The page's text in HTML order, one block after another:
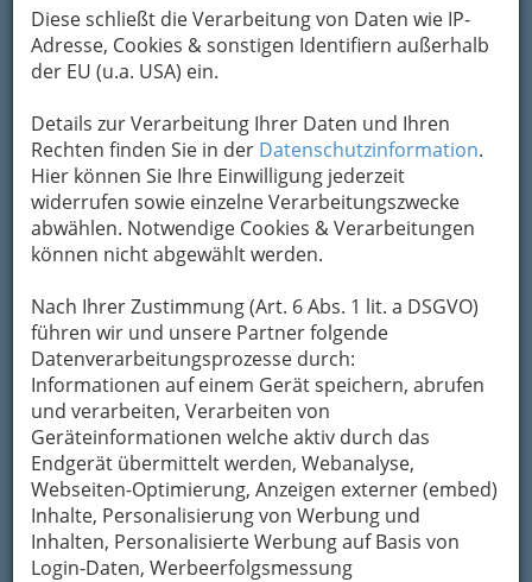
Diese schließt die Verarbeitung von Daten wie IP-
Adresse, Cookies & sonstigen Identifiern außerhalb
der EU (u.a. USA) ein.
Details zur Verarbeitung Ihrer Daten und Ihren
Rechten finden Sie in der Datenschutzinformation.
Hier können Sie Ihre Einwilligung jederzeit
widerrufen sowie einzelne Verarbeitungszwecke
abwählen. Notwendige Cookies & Verarbeitungen
können nicht abgewählt werden.
Nach Ihrer Zustimmung (Art. 6 Abs. 1 lit. a DSGVO)
führen wir und unsere Partner folgende
Datenverarbeitungsprozesse durch:
Informationen auf einem Gerät speichern, abrufen
und verarbeiten, Verarbeiten von
Geräteinformationen welche aktiv durch das
Endgerät übermittelt werden, Webanalyse,
Webseiten-Optimierung, Anzeigen externer (embed)
Inhalte, Personalisierung von Werbung und
Inhalten, Personalisierte Werbung auf Basis von
Login-Daten, Werbeerfolgsmessung
Karte
Adresse mit Google Maps anschauen